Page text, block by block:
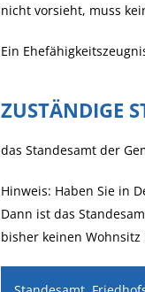
nicht vorsieht, muss
Ein
ZUSTÄNDIGE
das Standesamt der
Hinweis: Haben Sie in
Dann ist das
bisher keinen